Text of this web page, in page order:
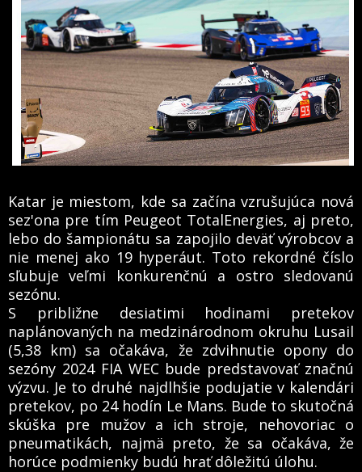
Katar je miestom, kde sa začína vzrušujúca nová
sez'ona pre tím Peugeot TotalEnergies, aj preto,
lebo do šampionátu sa zapojilo deväť výrobcov a
nie menej ako 19 hyperáut. Toto rekordné číslo
sľubuje veľmi konkurenčnú a ostro sledovanú
sezónu.
S približne desiatimi hodinami pretekov
naplánovaných na medzinárodnom okruhu Lusail
(5,38 km) sa očakáva, že zdvihnutie opony do
sezóny 2024 FIA WEC bude predstavovať značnú
výzvu. Je to druhé najdlhšie podujatie v kalendári
pretekov, po 24 hodín Le Mans. Bude to skutočná
skúška pre mužov a ich stroje, nehovoriac o
pneumatikách, najmä preto, že sa očakáva, že
horúce podmienky budú hrať dôležitú úlohu.